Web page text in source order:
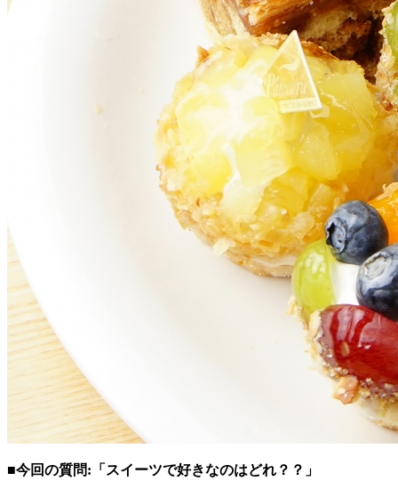
■今回の質問:「スイーツで好きなのはどれ？？」